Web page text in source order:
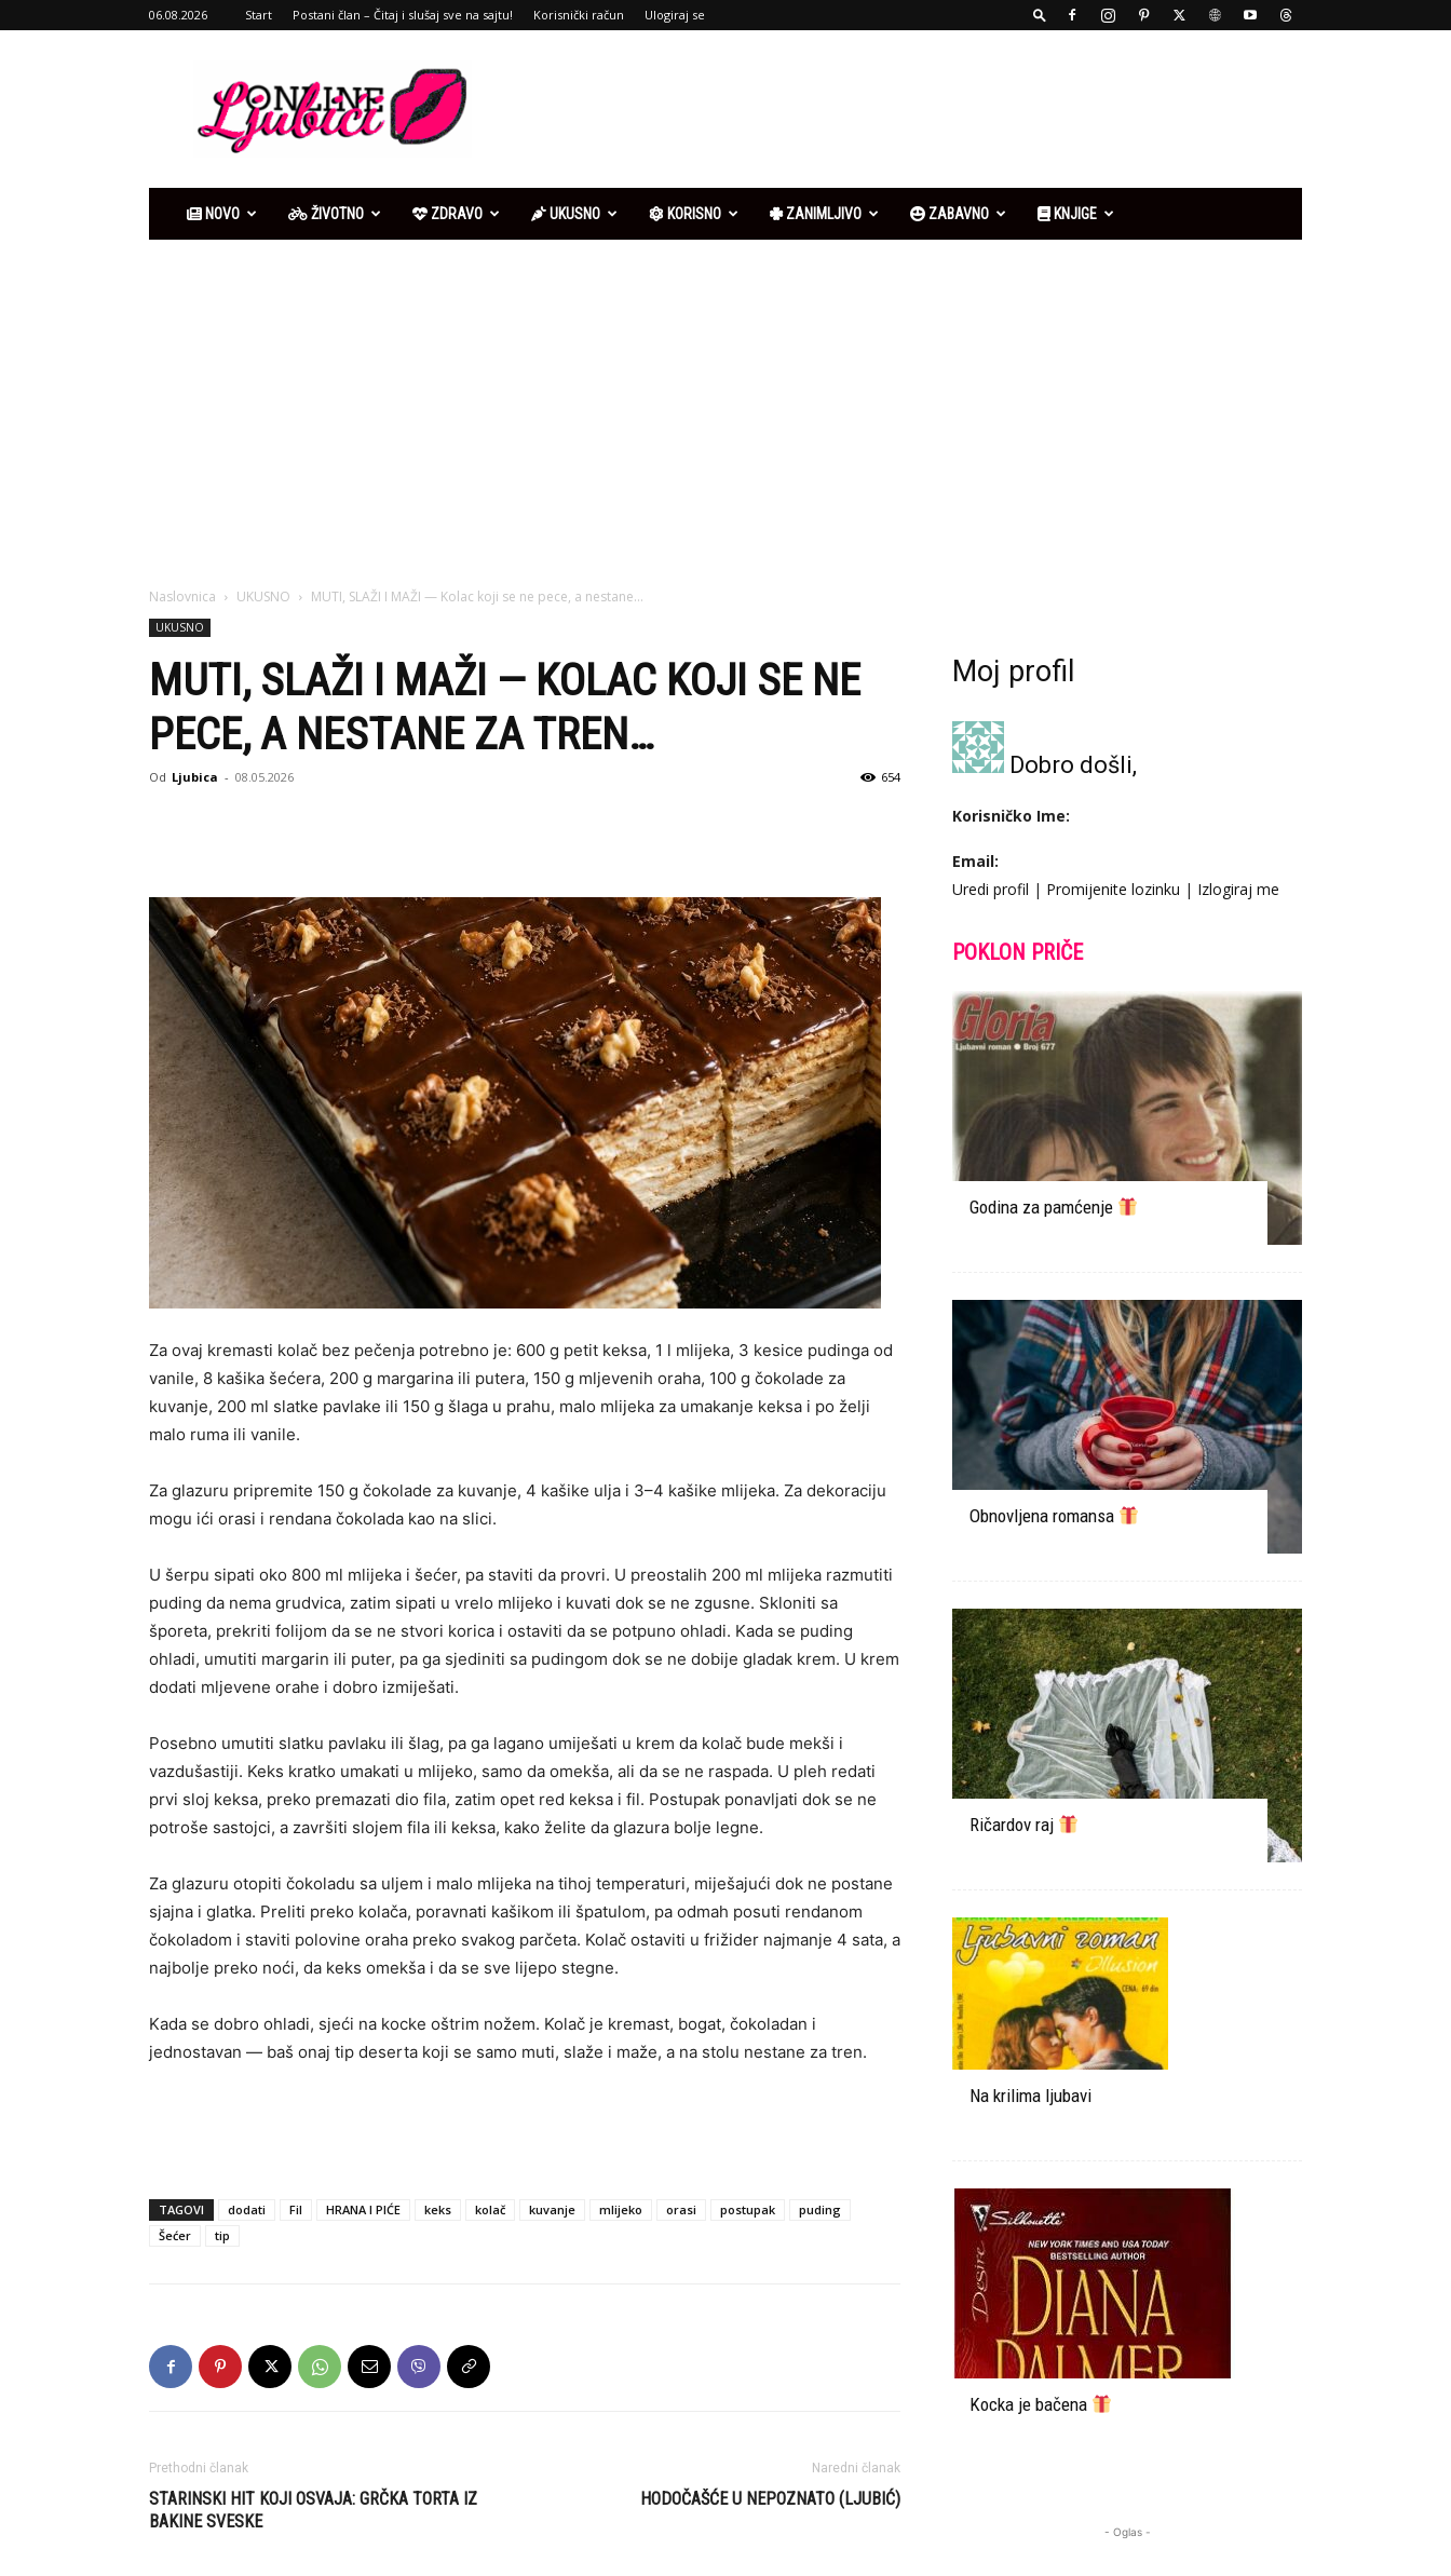
06.08.2026 Start Postani član – Čitaj i slušaj sve na sajtu! Korisnički račun Ulogiraj se
online
NOVO ŽIVOTNO ZDRAVO UKUSNO KORISNO ZANIMLJIVO ZABAVNO KNJIGE
Naslovnica UKUSNO MUTI, SLAŽI I MAŽI — Kolac koji se ne pece, a nestane...
UKUSNO
MUTI, SLAŽI I MAŽI — KOLAC KOJI SE NE
PECE, A NESTANE ZA TREN…
Od Ljubica - 08.05.2026 654
Za ovaj kremasti kolač bez pečenja potrebno je: 600 g petit keksa, 1 l mlijeka, 3 kesice pudinga od
vanile, 8 kašika šećera, 200 g margarina ili putera, 150 g mljevenih oraha, 100 g čokolade za
kuvanje, 200 ml slatke pavlake ili 150 g šlaga u prahu, malo mlijeka za umakanje keksa i po želji
malo ruma ili vanile.
Za glazuru pripremite 150 g čokolade za kuvanje, 4 kašike ulja i 3–4 kašike mlijeka. Za dekoraciju
mogu ići orasi i rendana čokolada kao na slici.
U šerpu sipati oko 800 ml mlijeka i šećer, pa staviti da provri. U preostalih 200 ml mlijeka razmutiti
puding da nema grudvica, zatim sipati u vrelo mlijeko i kuvati dok se ne zgusne. Skloniti sa
šporeta, prekriti folijom da se ne stvori korica i ostaviti da se potpuno ohladi. Kada se puding
ohladi, umutiti margarin ili puter, pa ga sjediniti sa pudingom dok se ne dobije gladak krem. U krem
dodati mljevene orahe i dobro izmiješati.
Posebno umutiti slatku pavlaku ili šlag, pa ga lagano umiješati u krem da kolač bude mekši i
vazdušastiji. Keks kratko umakati u mlijeko, samo da omekša, ali da se ne raspada. U pleh redati
prvi sloj keksa, preko premazati dio fila, zatim opet red keksa i fil. Postupak ponavljati dok se ne
potroše sastojci, a završiti slojem fila ili keksa, kako želite da glazura bolje legne.
Za glazuru otopiti čokoladu sa uljem i malo mlijeka na tihoj temperaturi, miješajući dok ne postane
sjajna i glatka. Preliti preko kolača, poravnati kašikom ili špatulom, pa odmah posuti rendanom
čokoladom i staviti polovine oraha preko svakog parčeta. Kolač ostaviti u frižider najmanje 4 sata, a
najbolje preko noći, da keks omekša i da se sve lijepo stegne.
Kada se dobro ohladi, sjeći na kocke oštrim nožem. Kolač je kremast, bogat, čokoladan i
jednostavan — baš onaj tip deserta koji se samo muti, slaže i maže, a na stolu nestane za tren.
TAGOVI dodati Fil HRANA I PIĆE keks kolač kuvanje mlijeko orasi postupak
puding
Šećer
tip
Prethodni članak
STARINSKI HIT KOJI OSVAJA: GRČKA TORTA IZ
BAKINE SVESKE
Naredni članak
HODOČAŠĆE U NEPOZNATO (LJUBIĆ)
Moj profil
Dobro došli,
Korisničko Ime:
Email:
Uredi profil | Promijenite lozinku | Izlogiraj me
POKLON PRIČE
Godina za pamćenje
Obnovljena romansa
Ričardov raj
Na krilima ljubavi
Kocka je bačena
- Oglas -